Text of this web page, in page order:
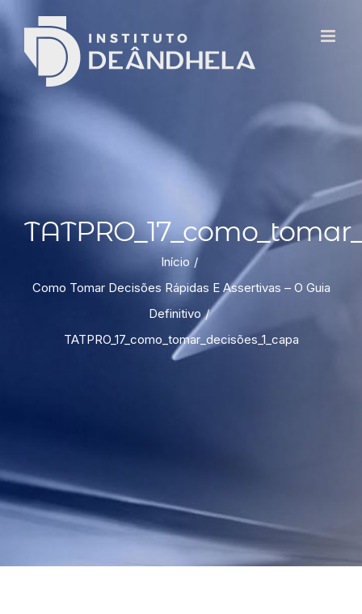
Início
Como Tomar Decisões Rápidas E Assertivas – O Guia
Definitivo
TATPRO_17_como_tomar_decisões_1_capa